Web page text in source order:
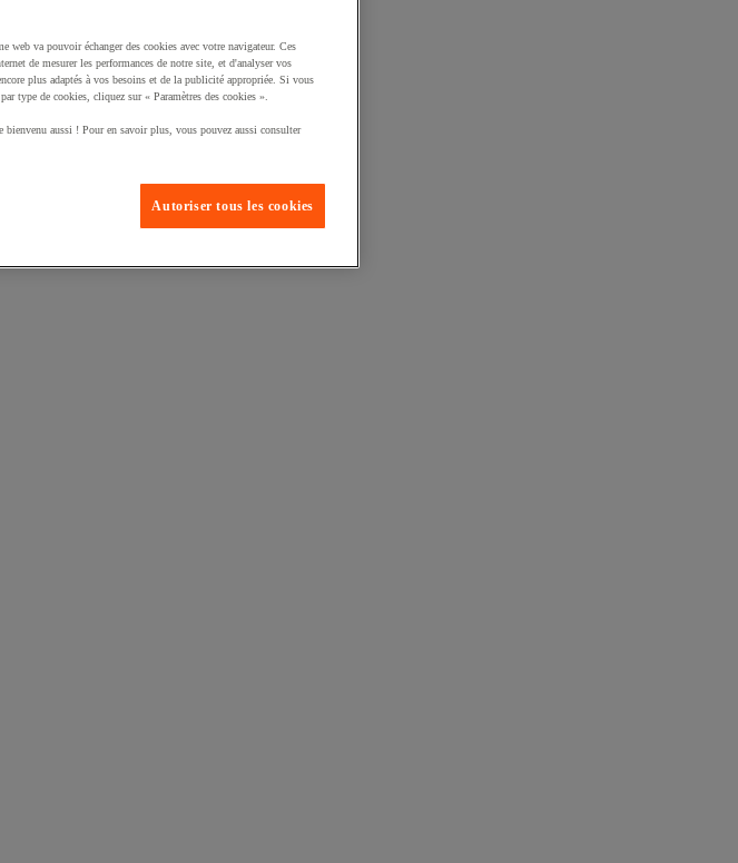
va pouvoir échanger des cookies avec votre navigateur. Ces
de mesurer les performances de notre site, et d'analyser vos
plus adaptés à vos besoins et de la publicité appropriée. Si vous
type de cookies, cliquez sur « Paramètres des cookies ».
aussi ! Pour en savoir plus, vous pouvez aussi consulter
Autoriser tous les cookies